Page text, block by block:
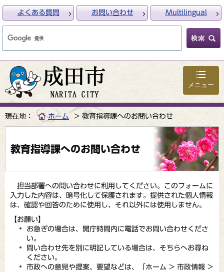
メニュー
よくある質問 お問い合わせ Multilingual
現在地： ホーム 教育指導課へのお問い合わせ
教育指導課へのお問い合わせ
担当部署への問い合わせに利用してください。このフォームに
入力した内容は、暗号化して保護されます。提供された個人情報
は、確認や回答のために使用し、それ以外には使用しません。
【お願い】
お急ぎの場合は、開庁時間内に電話でお問い合わせくださ
い。
問い合わせ先を別に明記している場合は、そちらへお尋ね
ください。
市政への意見や提案、要望などは、「ホーム > 市政情報 >